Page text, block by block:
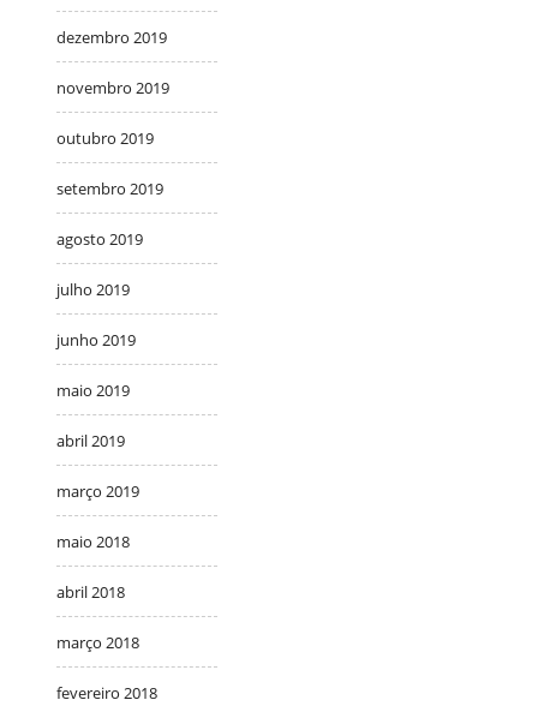
dezembro 2019
novembro 2019
outubro 2019
setembro 2019
agosto 2019
julho 2019
junho 2019
maio 2019
abril 2019
março 2019
maio 2018
abril 2018
março 2018
fevereiro 2018